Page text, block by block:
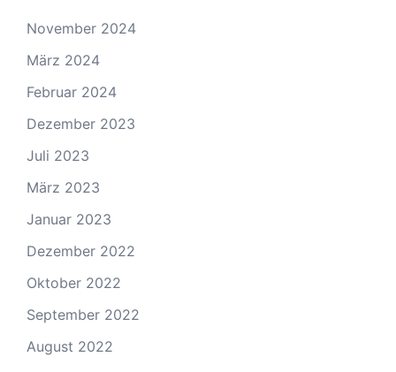
November 2024
März 2024
Februar 2024
Dezember 2023
Juli 2023
März 2023
Januar 2023
Dezember 2022
Oktober 2022
September 2022
August 2022